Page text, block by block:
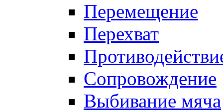
Перемещение
Перехват
Сопровождение
Выбивание мяча